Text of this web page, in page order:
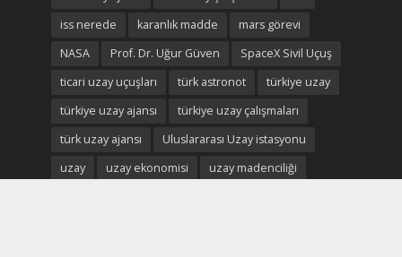
iss nerede
karanlık madde
mars görevi
NASA
Prof. Dr. Uğur Güven
SpaceX Sivil Uçuş
ticari uzay uçuşları
türk astronot
türkiye uzay
türkiye uzay ajansı
türkiye uzay çalışmaları
türk uzay ajansı
Uluslararası Uzay istasyonu
uzay
uzay ekonomisi
uzay madenciliği